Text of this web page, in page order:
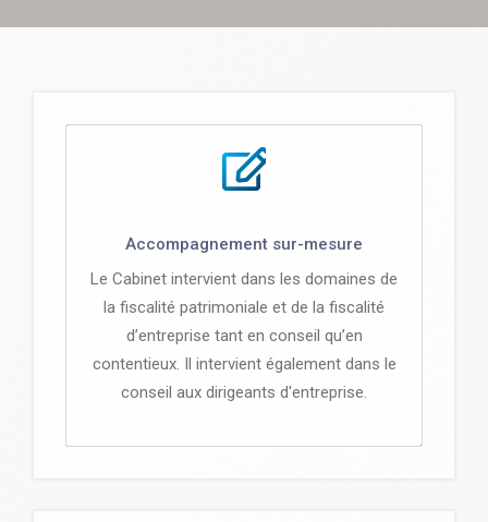
Accompagnement sur-mesure
Le Cabinet intervient dans les domaines de
la fiscalité patrimoniale et de la fiscalité
d’entreprise tant en conseil qu’en
contentieux. Il intervient également dans le
conseil aux dirigeants d'entreprise.